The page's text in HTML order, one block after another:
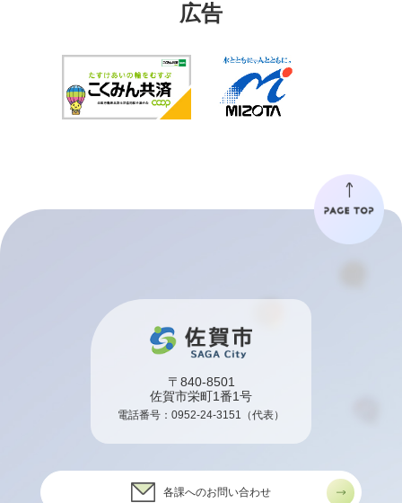
広告
〒840-8501
佐賀市栄町1番1号
電話番号： 0952-24-3151 （代表）
各課へのお問い合わせ